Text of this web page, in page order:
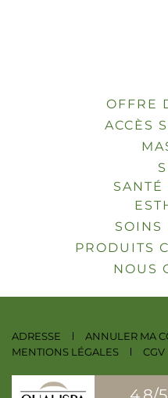
OFFRE
ACCÈS
SOINS
PRODUITS
NOUS
ADRESSE
ANNULER MA
MENTIONS LÉGALES
CGV